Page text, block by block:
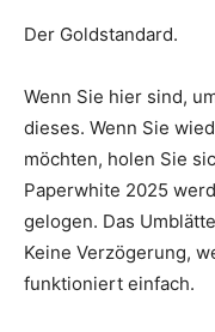
Der Goldstandard.
Wenn Sie hier sind,
dieses. Wenn Sie
möchten, holen Sie
Paperwhite 2025
gelogen. Das
Keine Verzögerung,
funktioniert einfach.